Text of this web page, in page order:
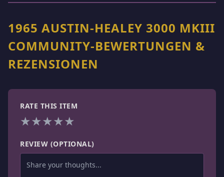
1965 AUSTIN-HEALEY 3000 MKIII
COMMUNITY-BEWERTUNGEN &
REZENSIONEN
RATE THIS ITEM
★★★★★
REVIEW (OPTIONAL)